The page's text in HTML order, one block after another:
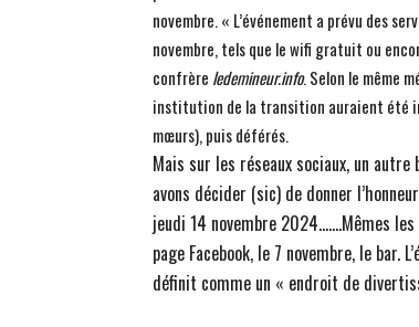
novembre. « L’événement a prévu des
novembre, tels que le wifi gratuit ou
confrère ledemineur.info. Selon le même
institution de la transition auraient été
mœurs), puis déférés.
Mais sur les réseaux sociaux, un autre
avons décider (sic) de donner
jeudi 14 novembre 2024…….Mêmes les
page Facebook, le 7 novembre, le
définit comme un « endroit de